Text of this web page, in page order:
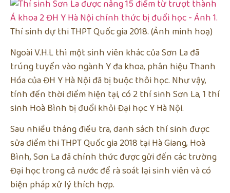
Thí sinh dự thi THPT Quốc gia 2018. (Ảnh minh hoạ)
Ngoài V.H.L thì một sinh viên khác của Sơn La đã
trúng tuyển vào ngành Y đa khoa, phân hiệu Thanh
Hóa của ĐH Y Hà Nội đã bị buộc thôi học. Như vậy,
tính đến thời điểm hiện tại, có 2 thí sinh Sơn La, 1 thí
sinh Hoà Bình bị đuổi khỏi Đại học Y Hà Nội.
Sau nhiều tháng điều tra, danh sách thí sinh được
sửa điểm thi THPT Quốc gia 2018 tại Hà Giang, Hoà
Bình, Sơn La đã chính thức được gửi đến các trường
Đại học trong cả nước để rà soát lại sinh viên và có
biện pháp xử lý thích hợp.